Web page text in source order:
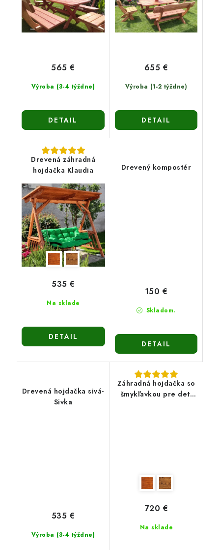
Výroba (3-4 týždne)
565 €
DETAIL
Výroba (1-2 týždne)
655 €
DETAIL
Drevená záhradná
hojdačka Klaudia
Na sklade
535 €
DETAIL
Drevený kompostér
Skladom.
150 €
DETAIL
Drevená hojdačka sivá-
Sivka
Výroba (3-4 týždne)
535 €
Záhradná hojdačka so
šmykľavkou pre deti
Na sklade
720 €